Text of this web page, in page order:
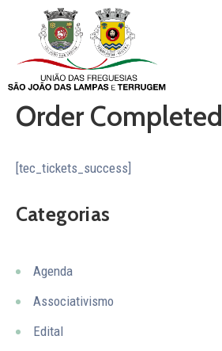
União
das
Freguesias
Pública
Solidária
Serviços
Order Completed
[tec_tickets_success]
Categorias
Agenda
Associativismo
Edital